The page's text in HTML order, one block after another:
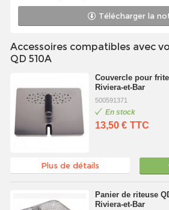
Télécharger la
Accessoires compatibles avec
QD 510A
Couvercle pour
Riviera-et-Bar
500591371
En stock
13,50 € TTC
Plus de détails
Panier de riteuse
Riviera-et-Bar